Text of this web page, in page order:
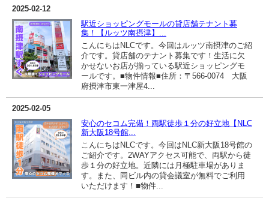
2025-02-12
駅近ショッピングモールの貸店舗テナント募
集！【ルッツ南摂津】...
こんにちはNLCです。今回はルッツ南摂津のご紹
介です。貸店舗のテナント募集です！生活に欠
かせないお店が揃っている駅近ショッピングモ
ールです。■物件情報■住所：〒566-0074 大阪
府摂津市東一津屋4...
2025-02-05
安心のセコム完備！両駅徒歩１分の好立地【NLC
新大阪18号館...
こんにちはNLCです。今回はNLC新大阪18号館の
ご紹介です。2WAYアクセス可能で、両駅から徒
歩１分の好立地。近隣には月極駐車場がありま
す。また、同ビル内の貸会議室が無料でご利用
いただけます！■物件...